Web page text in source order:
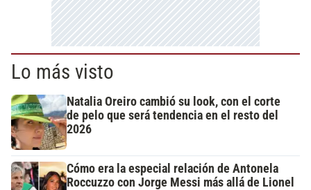
Lo más visto
Natalia Oreiro cambió su look, con el corte
de pelo que será tendencia en el resto del
2026
Cómo era la especial relación de Antonela
Roccuzzo con Jorge Messi más allá de Lionel